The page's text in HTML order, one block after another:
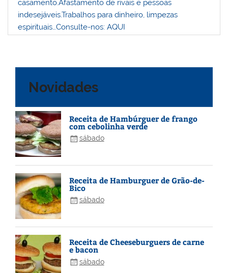
casamento.Afastamento de rivais e pessoas
indesejáveis.Trabalhos para dinheiro, limpezas
espirituais…Consulte-nos: AQUI
Novidades
Receita de Hambúrguer de frango
com cebolinha verde
sábado
Receita de Hamburguer de Grão-de-
Bico
sábado
Receita de Cheeseburguers de carne
e bacon
sábado